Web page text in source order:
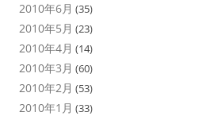
2010年6月 (35)
2010年5月 (23)
2010年4月 (14)
2010年3月 (60)
2010年2月 (53)
2010年1月 (33)